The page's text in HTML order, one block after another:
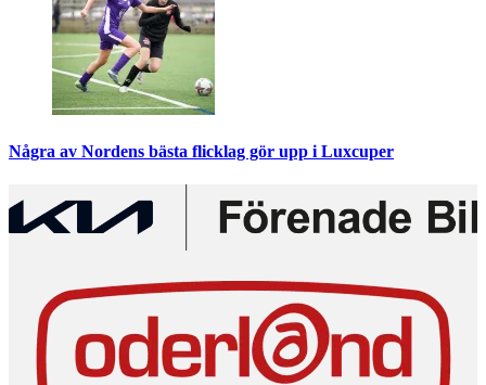
Några av Nordens bästa flicklag gör upp i Luxcuper